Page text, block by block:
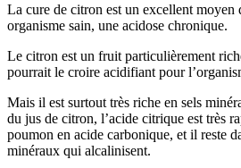
La cure de citron est un excellent moyen
organisme sain, une acidose chronique.
Le citron est un fruit particulièrement
pourrait le croire acidifiant pour
Mais il est surtout très riche en sels
du jus de citron, l’acide citrique est très
poumon en acide carbonique, et il reste
minéraux qui alcalinisent.